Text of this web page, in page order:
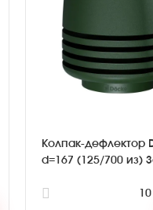
Колпак-дефлектор
d=167 (125/700 из)